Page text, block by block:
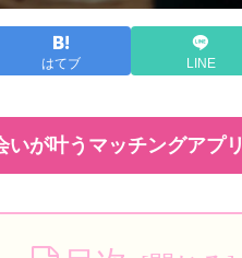
はてブ LINE
いが叶うマッチングアプ